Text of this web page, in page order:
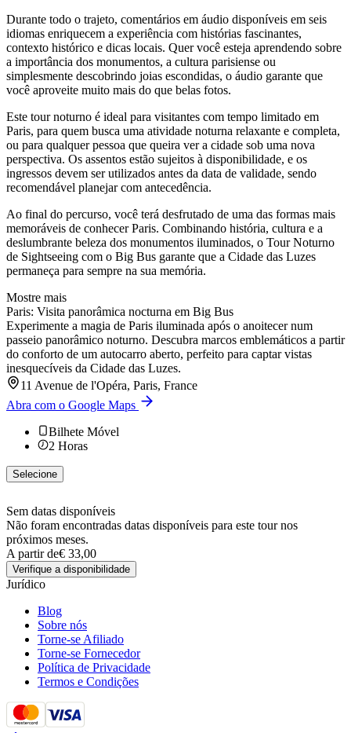
Durante todo o trajeto, comentários em áudio disponíveis em seis
idiomas enriquecem a experiência com histórias fascinantes,
contexto histórico e dicas locais. Quer você esteja aprendendo sobre
a importância dos monumentos, a cultura parisiense ou
simplesmente descobrindo joias escondidas, o áudio garante que
você aproveite muito mais do que belas fotos.
Este tour noturno é ideal para visitantes com tempo limitado em
Paris, para quem busca uma atividade noturna relaxante e completa,
ou para qualquer pessoa que queira ver a cidade sob uma nova
perspectiva. Os assentos estão sujeitos à disponibilidade, e os
ingressos devem ser utilizados antes da data de validade, sendo
recomendável planejar com antecedência.
Ao final do percurso, você terá desfrutado de uma das formas mais
memoráveis de conhecer Paris. Combinando história, cultura e a
deslumbrante beleza dos monumentos iluminados, o Tour Noturno
de Sightseeing com o Big Bus garante que a Cidade das Luzes
permaneça para sempre na sua memória.
Mostre mais
Paris: Visita panorâmica nocturna em Big Bus
Experimente a magia de Paris iluminada após o anoitecer num
passeio panorâmico noturno. Descubra marcos emblemáticos a partir
do conforto de um autocarro aberto, perfeito para captar vistas
inesquecíveis da Cidade das Luzes.
11 Avenue de l'Opéra, Paris, France
Abra com o Google Maps
Bilhete Móvel
2 Horas
Selecione
Sem datas disponíveis
Não foram encontradas datas disponíveis para este tour nos
próximos meses.
A partir de€ 33,00
Verifique a disponibilidade
Jurídico
Blog
Sobre nós
Torne-se Afiliado
Torne-se Fornecedor
Política de Privacidade
Termos e Condições